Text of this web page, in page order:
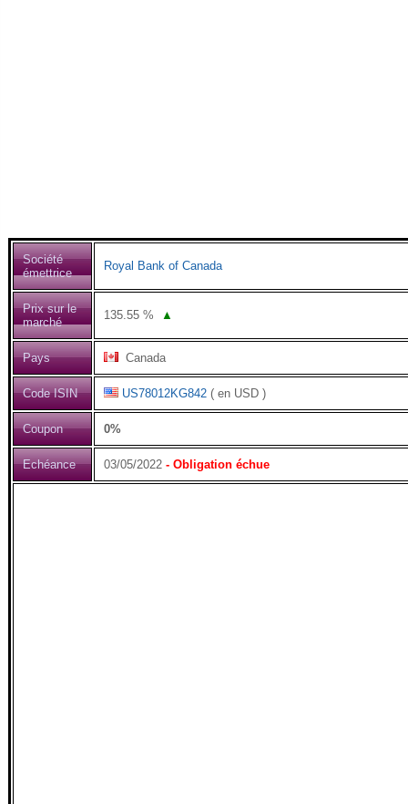
Société
émettrice
Royal Bank of Canada
Prix sur le
marché
135.55 % ▲
Pays Canada
Code ISIN US78012KG842 ( en USD )
Coupon 0%
Echéance 03/05/2022 - Obligation échue